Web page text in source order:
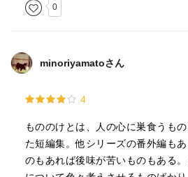
0
minoriyamatoさん
4
もののけとは、人の心に巣食うも
た短編集。他シリーズの番外編も
のもあれば後味が苦いものもある